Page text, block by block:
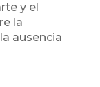
y el
la
ausencia